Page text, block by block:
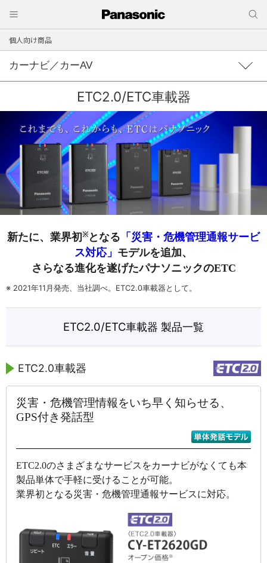
個人向け商品
カーナビ／カーAV
ETC2.0/ETC車載器
新たに、業界初※ となる 「災害・危機管理通報サービ
ス対応」 モデルを追加、
さらなる進化を遂げたパナソニックのETC
※ 2021年11月発売、当社調べ。ETC2.0車載器として。
ETC2.0/ETC車載器 製品一覧
ETC2.0車載器
災害・危機管理情報をいち早く知らせる、
GPS付き発話型
ETC2.0のさまざまなサービスをカーナビがなくても本
製品単体で手軽に受けることが可能。
業界初となる災害・危機管理通報サービスに対応。